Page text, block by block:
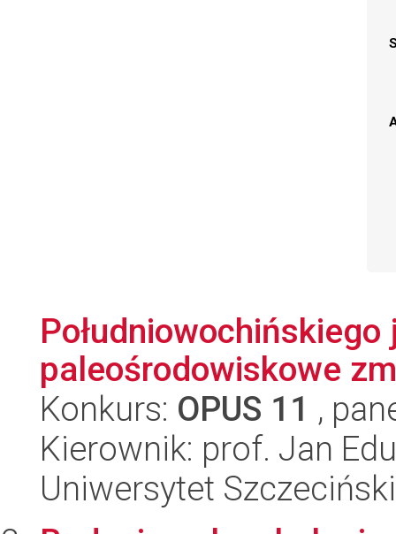
paleośrodowiskowe
Konkurs: OPUS 11 ,
Kierownik: prof. Jan
Uniwersytet